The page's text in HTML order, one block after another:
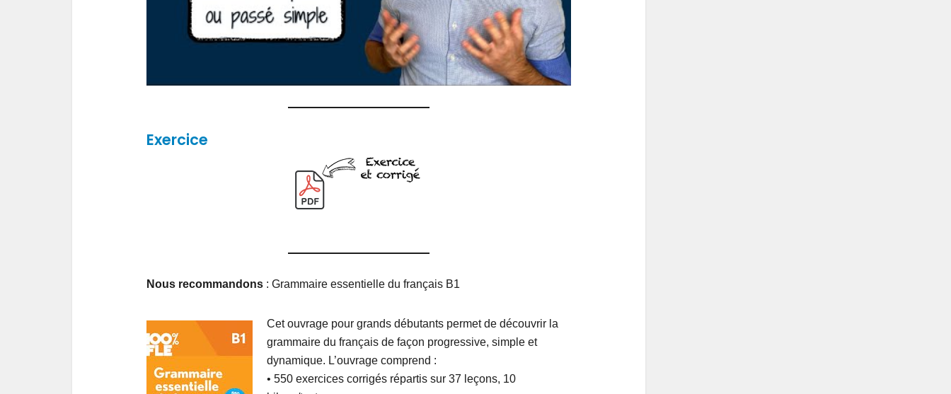
Exercice
Nous recommandons : Grammaire essentielle du français B1
Cet ouvrage pour grands débutants permet de découvrir la
grammaire du français de façon progressive, simple et
dynamique. L’ouvrage comprend :
• 550 exercices corrigés répartis sur 37 leçons, 10